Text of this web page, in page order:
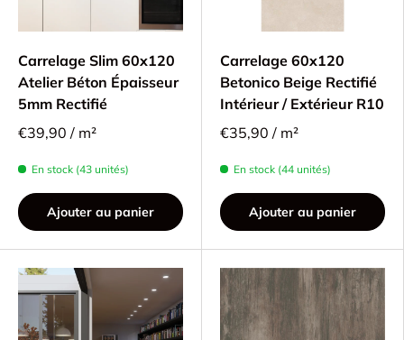
Carrelage Slim 60x120
Atelier Béton Épaisseur
5mm Rectifié
€39,90 / m²
En stock (43 unités)
Ajouter au panier
Carrelage 60x120
Betonico Beige Rectifié
Intérieur / Extérieur R10
€35,90 / m²
En stock (44 unités)
Ajouter au panier